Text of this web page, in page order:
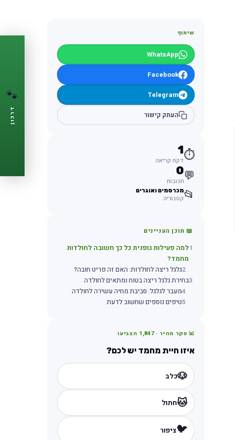
שיתוף
WhatsApp
Facebook
Telegram
העתק קישור
⏱️
1
דקת קריאה
💬
0
תגובות
📂מכרסמים ואוגרים
קטגוריה
📖 תוכן העניינים
1למה פעילות גופנית כל כך חשובה לחולדות
מחמד?
2גלגל ריצה לחולדות: האם זה פריט חובה?
3בחירת גלגל ריצה בטוח ומתאים לחולדה
4מעבר לגלגל: סביבת מחיה עשירה לחולדה
5טיפים נוספים שחשוב לדעת
📊 סקר מהיר ·1,847 הצביעו
איזו חיית מחמד יש לכם?
🐶כלב
🐱חתול
🐦ציפור
🐾
דרכון
🐾
הדרכון הדיגיטלי
💉מעקב חיסונים